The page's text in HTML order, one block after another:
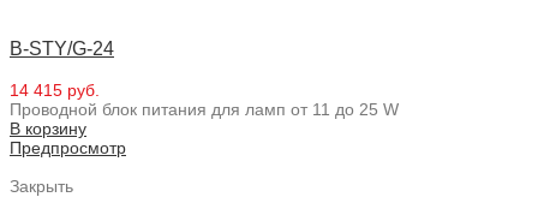
B-STY/G-24
14 415 руб.
Проводной блок питания для ламп от 11 до 25 W
В корзину
Предпросмотр
Закрыть